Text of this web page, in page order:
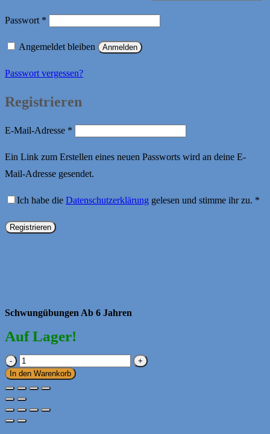
Passwort *
Angemeldet bleiben Anmelden
Passwort vergessen?
Registrieren
E-Mail-Adresse *
Ein Link zum Erstellen eines neuen Passworts wird an deine E-
Mail-Adresse gesendet.
Ich habe die Datenschutzerklärung gelesen und stimme ihr zu. *
Registrieren
Schwungübungen Ab 6 Jahren
Auf Lager!
Schwungübungen
Ab
6
Jahren
Menge
In den Warenkorb